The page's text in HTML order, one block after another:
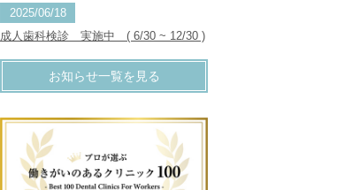
2025/06/18
成人歯科検診 実施中 ( 6/30 ~ 12/30 )
お知らせ一覧を見る